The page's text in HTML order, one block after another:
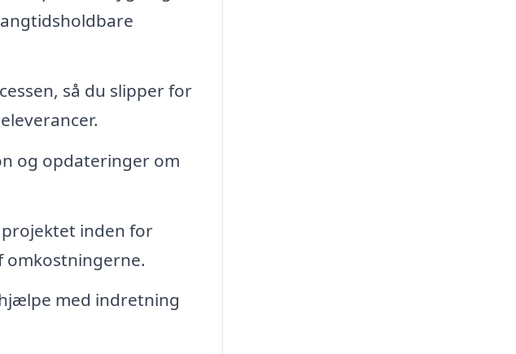
så du slipper for
og opdateringer om
inden for
omkostningerne.
med indretning